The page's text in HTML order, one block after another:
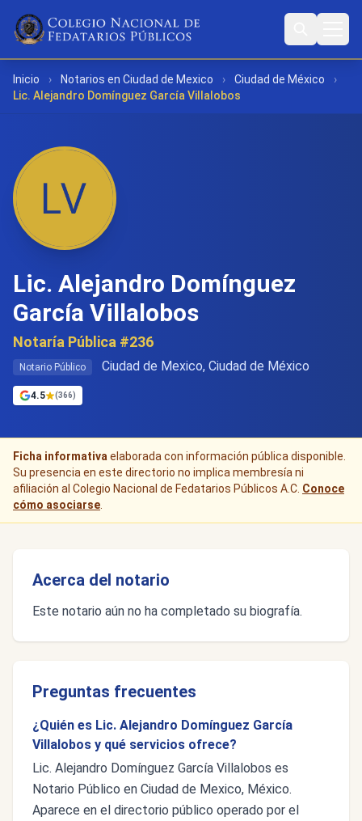
Inicio › Notarios en Ciudad de Mexico › Ciudad de México
›
Lic. Alejandro Domínguez García Villalobos
Lic. Alejandro Domínguez
García Villalobos
Notaría Pública #236
Notario Público Ciudad de Mexico, Ciudad de México
4.5 (366)
Ficha informativa elaborada con información pública disponible.
Su presencia en este directorio no implica membresía ni
afiliación al Colegio Nacional de Fedatarios Públicos A.C. Conoce
cómo asociarse
Acerca del notario
Este notario aún no ha completado su biografía.
Preguntas frecuentes
¿Quién es Lic. Alejandro Domínguez García
Villalobos y qué servicios ofrece?
Lic. Alejandro Domínguez García Villalobos es
Notario Público en Ciudad de Mexico, México.
Aparece en el directorio público operado por el